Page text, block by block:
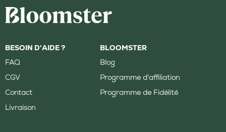
BESOIN D'AIDE ?
FAQ
CGV
Contact
Livraison
BLOOMSTER
Blog
Programme d'affiliation
Programme de Fidélité